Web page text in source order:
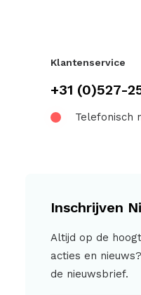
Klantenservice
+31 (0)527-
Telefonisch
Inschrijven
Altijd op de
acties en
de nieuwsbrief.